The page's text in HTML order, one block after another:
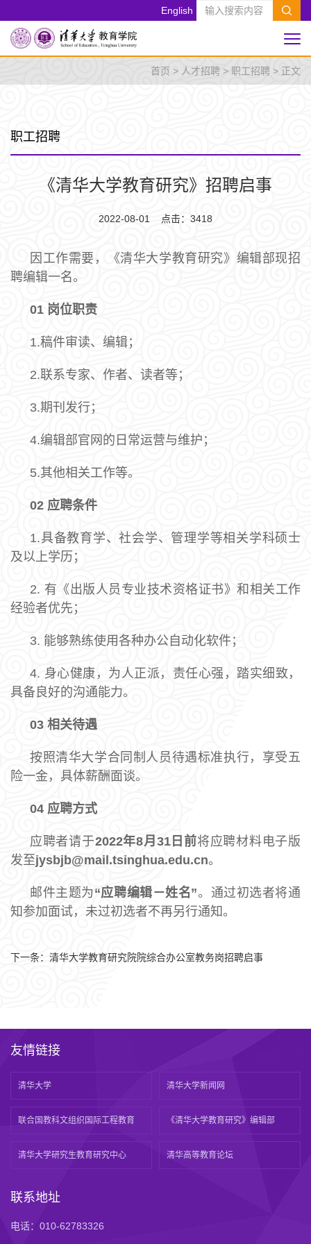
English
首页 > 人才招聘 > 职工招聘 > 正文
职工招聘
《清华大学教育研究》招聘启事
2022-08-01 点击： 3418
因工作需要，《清华大学教育研究》编辑部现招
聘编辑一名。
01 岗位职责
1.稿件审读、编辑；
2.联系专家、作者、读者等；
3.期刊发行；
4.编辑部官网的日常运营与维护；
5.其他相关工作等。
02 应聘条件
1.具备教育学、社会学、管理学等相关学科硕士
及以上学历；
2. 有《出版人员专业技术资格证书》和相关工作
经验者优先；
3. 能够熟练使用各种办公自动化软件；
4. 身心健康，为人正派，责任心强，踏实细致，
具备良好的沟通能力。
03 相关待遇
按照清华大学合同制人员待遇标准执行，享受五
险一金，具体薪酬面谈。
04 应聘方式
应聘者请于2022年8月31日前将应聘材料电子版
发至jysbjb@mail.tsinghua.edu.cn。
邮件主题为“应聘编辑－姓名”。通过初选者将通
知参加面试，未过初选者不再另行通知。
下一条： 清华大学教育研究院院综合办公室教务岗招聘启事
友情链接
清华大学 清华大学新闻网
联合国教科文组织国际工程教育 《清华大学教育研究》编辑部
清华大学研究生教育研究中心 清华高等教育论坛
联系地址
电话：010-62783326